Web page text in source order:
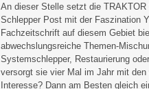
An dieser Stelle setzt die
Schlepper Post mit der Faszination
Fachzeitschrift auf diesem Gebiet
abwechslungsreiche Themen-
Systemschlepper, Restaurierung
versorgt sie vier Mal im Jahr mit
Interesse? Dann am Besten gleich